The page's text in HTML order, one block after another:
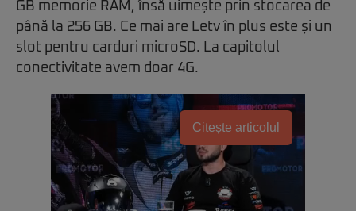
GB memorie RAM, însă uimește prin stocarea de
până la 256 GB. Ce mai are Letv în plus este și un
slot pentru carduri microSD. La capitolul
conectivitate avem doar 4G.
Citește articolul